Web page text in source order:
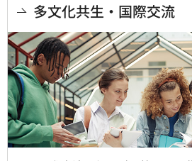
多文化共生・国際交流